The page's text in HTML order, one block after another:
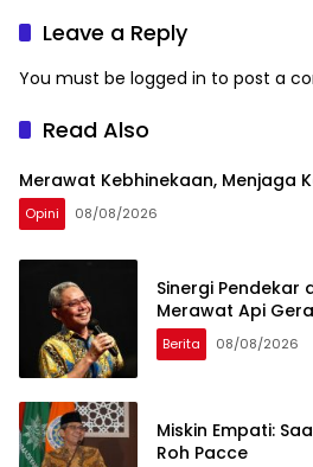
Leave a Reply
You must be logged in to post a
Read Also
Merawat Kebhinekaan, Menjaga
Opini 08/08/2026
Sinergi Pendekar
Merawat Api
Berita 08/08/2026
Miskin Empati:
Roh Pacce